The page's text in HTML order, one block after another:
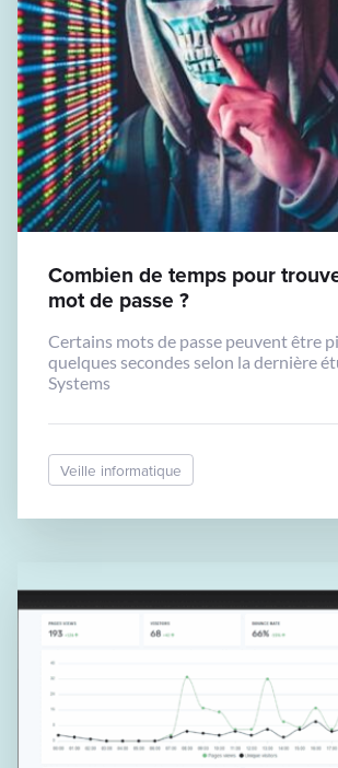
Combien de temps pour
mot de passe ?
Certains mots de passe peuvent être
quelques secondes selon la dernière
Systems
Veille informatique